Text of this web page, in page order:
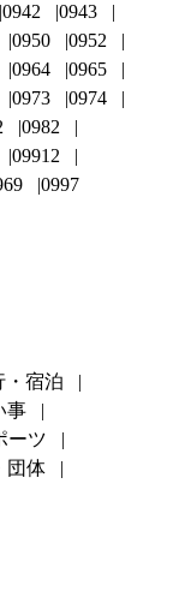
0942
0943
0950
0952
0964
0965
0973
0974
0982
09912
0997
・宿泊
事
ーツ
団体